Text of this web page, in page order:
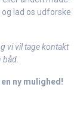
lad os udforske
vi vil tage kontakt
ny mulighed!